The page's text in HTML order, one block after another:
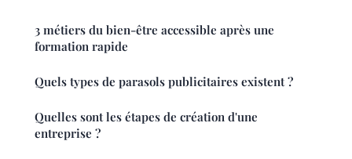
3 métiers du bien-être accessible après une
formation rapide
Quels types de parasols publicitaires existent ?
Quelles sont les étapes de création d'une
entreprise ?